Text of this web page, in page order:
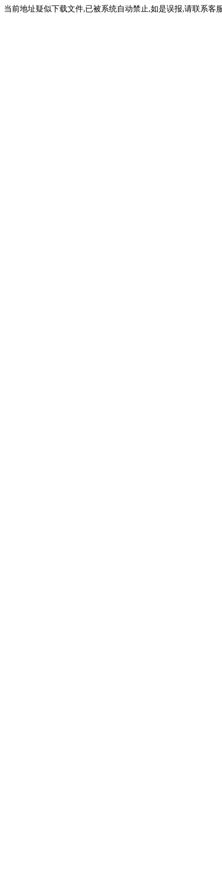
当前地址疑似下载文件,已被系统自动禁止,如是误报,请联系客